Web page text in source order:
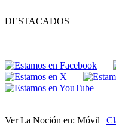
DESTACADOS
|
Ver La Noción en: Móvil |